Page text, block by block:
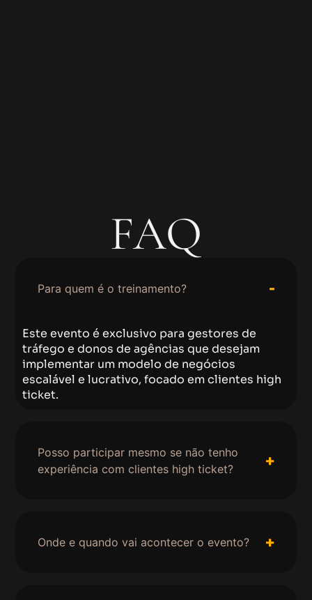
FAQ
Para quem é o treinamento?
Este evento é exclusivo para gestores de
tráfego e donos de agências que desejam
implementar um modelo de negócios
escalável e lucrativo, focado em clientes high
ticket.
Posso participar mesmo se não tenho
experiência com clientes high ticket?
Onde e quando vai acontecer o evento?